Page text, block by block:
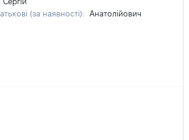
(за наявності):
Анатолійович